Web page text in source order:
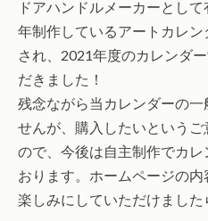
ドアハンドルメーカーとし
年制作しているアートカレ
され、2021年度のカレンダ
だきました！
残念ながら当カレンダーの
せんが、購入したいという
ので、今後は自主制作でカ
おります。ホームページの
楽しみにしていただけました